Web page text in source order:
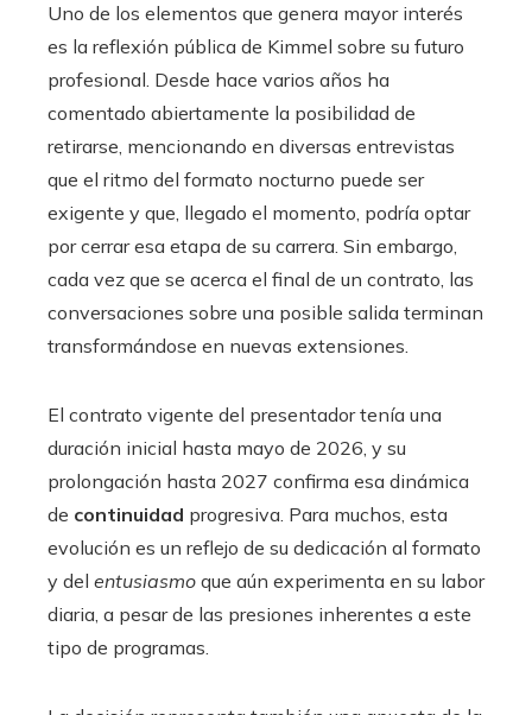
Uno de los elementos que genera mayor interés
es la reflexión pública de Kimmel sobre su futuro
profesional. Desde hace varios años ha
comentado abiertamente la posibilidad de
retirarse, mencionando en diversas entrevistas
que el ritmo del formato nocturno puede ser
exigente y que, llegado el momento, podría optar
por cerrar esa etapa de su carrera. Sin embargo,
cada vez que se acerca el final de un contrato, las
conversaciones sobre una posible salida terminan
transformándose en nuevas extensiones.
El contrato vigente del presentador tenía una
duración inicial hasta mayo de 2026, y su
prolongación hasta 2027 confirma esa dinámica
de continuidad progresiva. Para muchos, esta
evolución es un reflejo de su dedicación al formato
y del entusiasmo que aún experimenta en su labor
diaria, a pesar de las presiones inherentes a este
tipo de programas.